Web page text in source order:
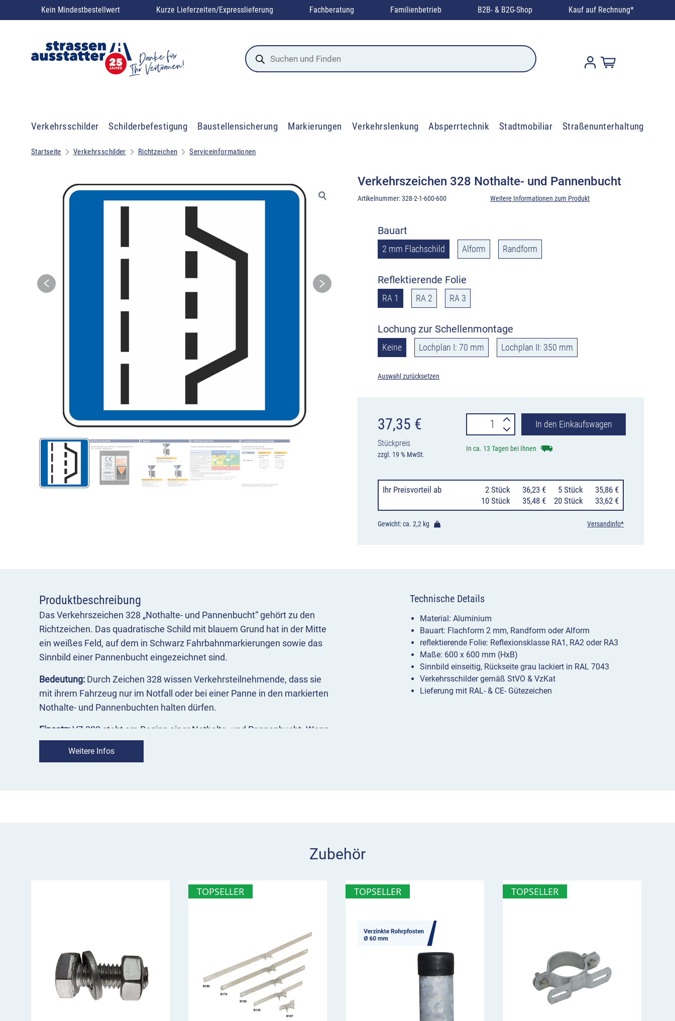
Kein Mindestbestellwert Kurze Lieferzeiten/Expresslieferung Fachberatung Familienbetrieb B2B- & B2G-Shop Kauf auf Rechnung*
Products
search
Verkehrsschilder Schilderbefestigung Baustellensicherung Markierungen Verkehrslenkung Absperrtechnik Stadtmobiliar Straßenunterhaltung
Startseite Verkehrsschilder Richtzeichen Serviceinformationen
Verkehrszeichen 328 Nothalte- und Pannenbucht
Artikelnummer:328-2-1-600-600 Weitere Informationen zum Produkt
Bauart
2 mm Flachschild Alform Randform
Reflektierende Folie
RA 1 RA 2 RA 3
Lochung zur Schellenmontage
Keine Lochplan I: 70 mm Lochplan II: 350 mm
Auswahl zurücksetzen
37,35 €
Stückpreis
zzgl. 19 % MwSt.
Verkehrszeichen
328
und
Pannenbucht
Menge
In den Einkaufswagen
In ca. 13 Tagen bei Ihnen
Ihr Preisvorteil ab 2 Stück 36,23 € 5 Stück
35,86 €
10 Stück
35,48 € 20 Stück 33,62 €
Gewicht: ca. 2,2 kg Versandinfo*
Produktbeschreibung
Das Verkehrszeichen 328 „Nothalte- und Pannenbucht“ gehört zu den
Richtzeichen. Das quadratische Schild mit blauem Grund hat in der Mitte
ein weißes Feld, auf dem in Schwarz Fahrbahnmarkierungen sowie das
Sinnbild einer Pannenbucht eingezeichnet sind.
Bedeutung: Durch Zeichen 328 wissen Verkehrsteilnehmende, dass sie
mit ihrem Fahrzeug nur im Notfall oder bei einer Panne in den markierten
Nothalte- und Pannenbuchten halten dürfen.
Einsatz:VZ 328 steht am Beginn einer Nothalte- und Pannenbucht. Wenn
erforderlich, kann das Zeichen in Kombination mit einem Zusatzzeichen
Weitere Infos
Technische Details
Material: Aluminium
Bauart: Flachform 2 mm, Randform oder Alform
reflektierende Folie: Reflexionsklasse RA1, RA2 oder RA3
Maße: 600 x 600 mm (HxB)
Sinnbild einseitig, Rückseite grau lackiert in RAL 7043
Verkehrsschilder gemäß StVO & VzKat
Lieferung mit RAL- & CE- Gütezeichen
Zubehör
TOPSELLER TOPSELLER TOPSELLER